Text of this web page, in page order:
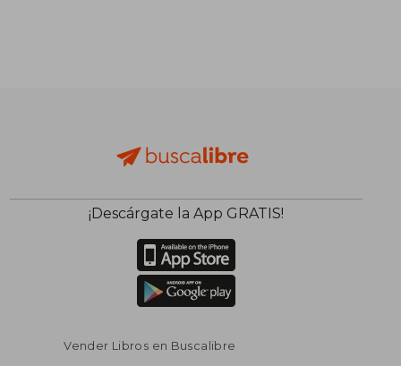
¡Descárgate la App GRATIS!
Vender Libros en Buscalibre